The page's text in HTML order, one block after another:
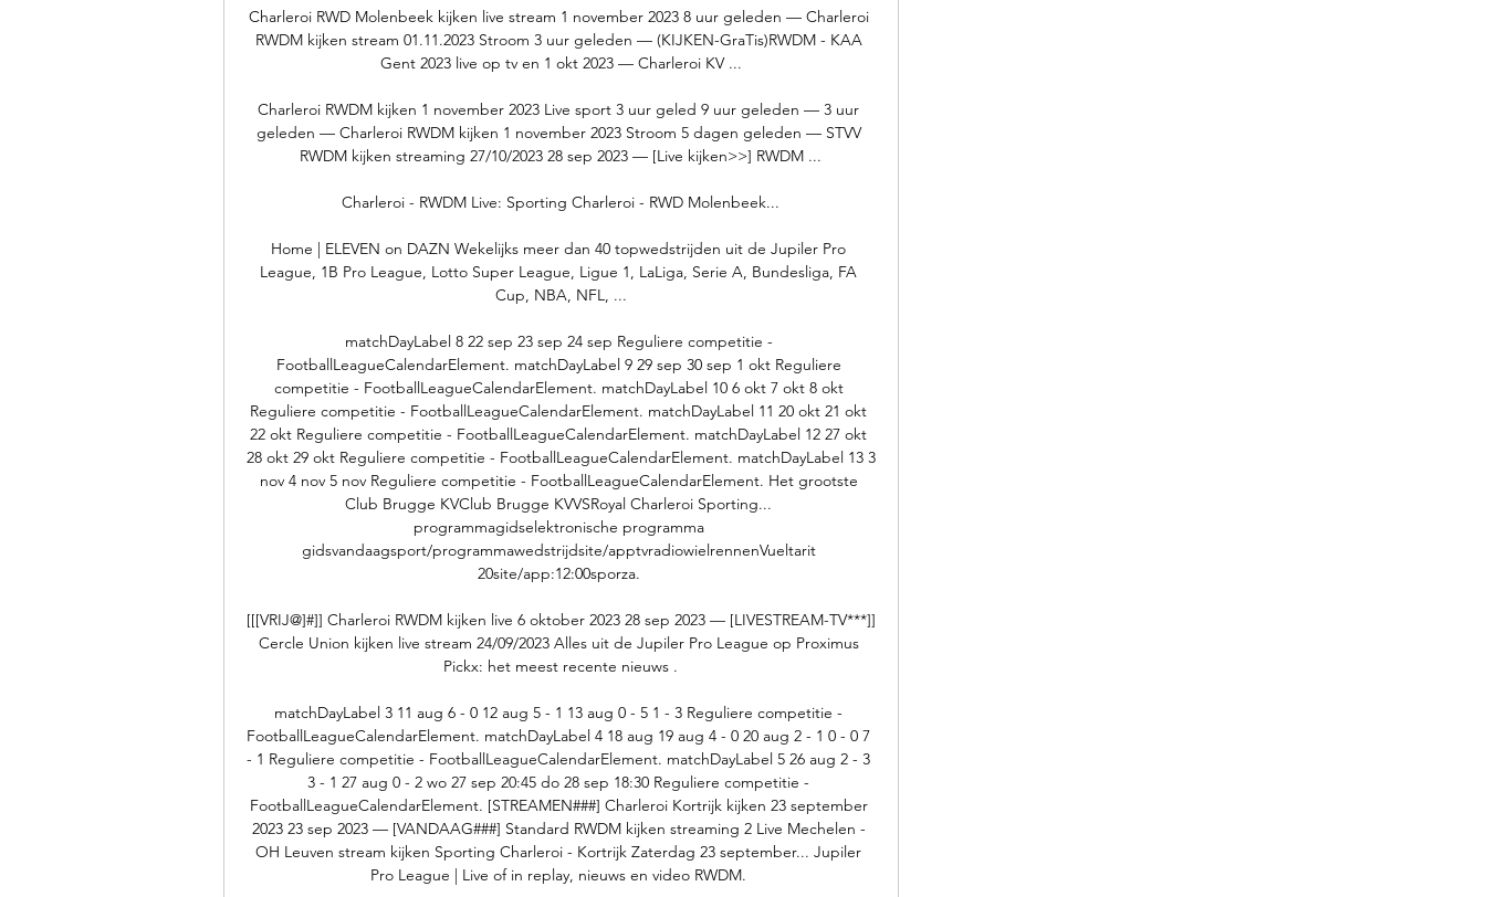
Charleroi RWD Molenbeek kijken live stream 1 november 2023 8 uur geleden — Charleroi
RWDM kijken stream 01.11.2023 Stroom 3 uur geleden — (KIJKEN-GraTis)RWDM - KAA
Gent 2023 live op tv en 1 okt 2023 — Charleroi KV ...
Charleroi RWDM kijken 1 november 2023 Live sport 3 uur geled 9 uur geleden — 3 uur
geleden — Charleroi RWDM kijken 1 november 2023 Stroom 5 dagen geleden — STVV
RWDM kijken streaming 27/10/2023 28 sep 2023 — [Live kijken>>] RWDM ...
Charleroi - RWDM Live: Sporting Charleroi - RWD Molenbeek...
Home | ELEVEN on DAZN Wekelijks meer dan 40 topwedstrijden uit de Jupiler Pro
League, 1B Pro League, Lotto Super League, Ligue 1, LaLiga, Serie A, Bundesliga, FA
Cup, NBA, NFL, ...
matchDayLabel 8 22 sep 23 sep 24 sep Reguliere competitie -
FootballLeagueCalendarElement. matchDayLabel 9 29 sep 30 sep 1 okt Reguliere
competitie - FootballLeagueCalendarElement. matchDayLabel 10 6 okt 7 okt 8 okt
Reguliere competitie - FootballLeagueCalendarElement. matchDayLabel 11 20 okt 21 okt
22 okt Reguliere competitie - FootballLeagueCalendarElement. matchDayLabel 12 27 okt
28 okt 29 okt Reguliere competitie - FootballLeagueCalendarElement. matchDayLabel 13 3
nov 4 nov 5 nov Reguliere competitie - FootballLeagueCalendarElement. Het grootste
Club Brugge KVClub Brugge KVVSRoyal Charleroi Sporting...
programmagidselektronische programma
gidsvandaagsport/programmawedstrijdsite/apptvradiowielrennenVueltarit
20site/app:12:00sporza.
[[[VRIJ@]#]] Charleroi RWDM kijken live 6 oktober 2023 28 sep 2023 — [LIVESTREAM-TV***]]
Cercle Union kijken live stream 24/09/2023 Alles uit de Jupiler Pro League op Proximus
Pickx: het meest recente nieuws .
matchDayLabel 3 11 aug 6 - 0 12 aug 5 - 1 13 aug 0 - 5 1 - 3 Reguliere competitie -
FootballLeagueCalendarElement. matchDayLabel 4 18 aug 19 aug 4 - 0 20 aug 2 - 1 0 - 0 7
- 1 Reguliere competitie - FootballLeagueCalendarElement. matchDayLabel 5 26 aug 2 - 3
3 - 1 27 aug 0 - 2 wo 27 sep 20:45 do 28 sep 18:30 Reguliere competitie -
FootballLeagueCalendarElement. [STREAMEN###] Charleroi Kortrijk kijken 23 september
2023 23 sep 2023 — [VANDAAG###] Standard RWDM kijken streaming 2 Live Mechelen -
OH Leuven stream kijken Sporting Charleroi - Kortrijk Zaterdag 23 september... Jupiler
Pro League | Live of in replay, nieuws en video RWDM.